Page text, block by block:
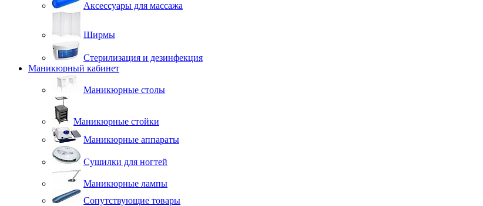
Аксессуары для массажа
Ширмы
Стерилизация и дезинфекция
Маникюрный кабинет
Маникюрные столы
Маникюрные стойки
Маникюрные аппараты
Сушилки для ногтей
Маникюрные лампы
Сопутствующие товары